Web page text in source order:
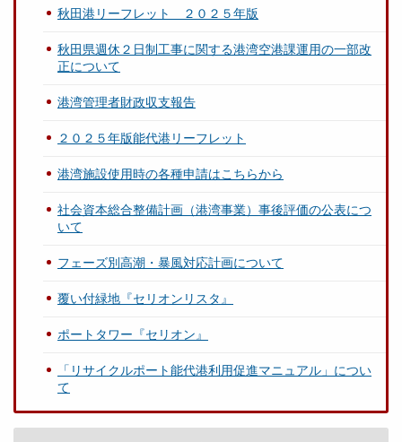
秋田港リーフレット ２０２５年版
秋田県週休２日制工事に関する港湾空港課運用の一部改
正について
港湾管理者財政収支報告
２０２５年版能代港リーフレット
港湾施設使用時の各種申請はこちらから
社会資本総合整備計画（港湾事業）事後評価の公表につ
いて
フェーズ別高潮・暴風対応計画について
覆い付緑地『セリオンリスタ』
ポートタワー『セリオン』
「リサイクルポート能代港利用促進マニュアル」につい
て